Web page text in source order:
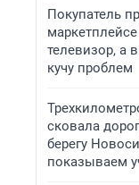
Покупатель
телевизор, а
кучу проблем
сковала
берегу
показываем